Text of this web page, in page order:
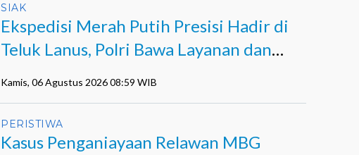
SIAK
Ekspedisi Merah Putih Presisi Hadir di
Teluk Lanus, Polri Bawa Layanan dan
Kamis, 06 Agustus 2026 08:59 WIB
PERISTIWA
Kasus Penganiayaan Relawan MBG